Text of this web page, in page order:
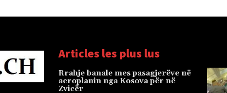
Articles les plus lus
Rrahje banale mes pasagjerëve në
aeroplanin nga Kosova për në
Zvicër